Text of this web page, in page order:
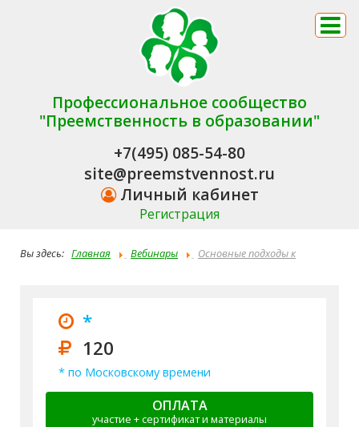
Профессиональное сообщество
"Преемственность в образовании"
+7(495) 085-54-80
site@preemstvennost.ru
Личный кабинет
Регистрация
Вы здесь: Главная Вебинары
Основные подходы к
диагностика и коррекция
*
120
* по Московскому времени
ОПЛАТА
участие + сертификат и материалы